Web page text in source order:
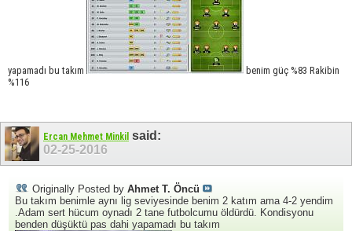
yapamadı bu takım
benim güç %83 Rakibin
%116
Ercan Mehmet Minkil said:
02-25-2016
Originally Posted by Ahmet T. Öncü
Bu takım benimle aynı lig seviyesinde benim 2 katım ama 4-2 yendim
.Adam sert hücum oynadı 2 tane futbolcumu öldürdü. Kondisyonu
benden düşüktü pas dahi yapamadı bu takım